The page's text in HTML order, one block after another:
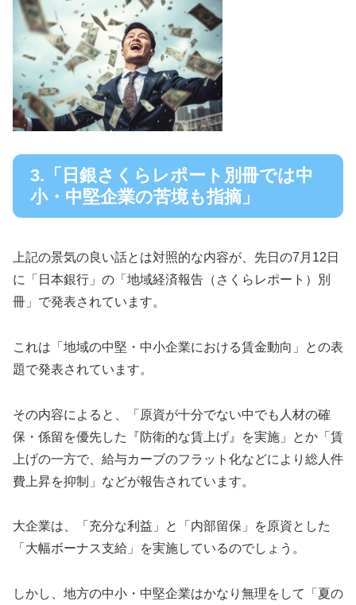
3.「日銀さくらレポート別冊では中
小・中堅企業の苦境も指摘」
上記の景気の良い話とは対照的な内容が、先日の7月12日
に「日本銀行」の「地域経済報告（さくらレポート）別
冊」で発表されています。
これは「地域の中堅・中小企業における賃金動向」との表
題で発表されています。
その内容によると、「原資が十分でない中でも人材の確
保・係留を優先した『防衛的な賃上げ』を実施」とか「賃
上げの一方で、給与カーブのフラット化などにより総人件
費上昇を抑制」などが報告されています。
大企業は、「充分な利益」と「内部留保」を原資とした
「大幅ボーナス支給」を実施しているのでしょう。
しかし、地方の中小・中堅企業はかなり無理をして「夏の